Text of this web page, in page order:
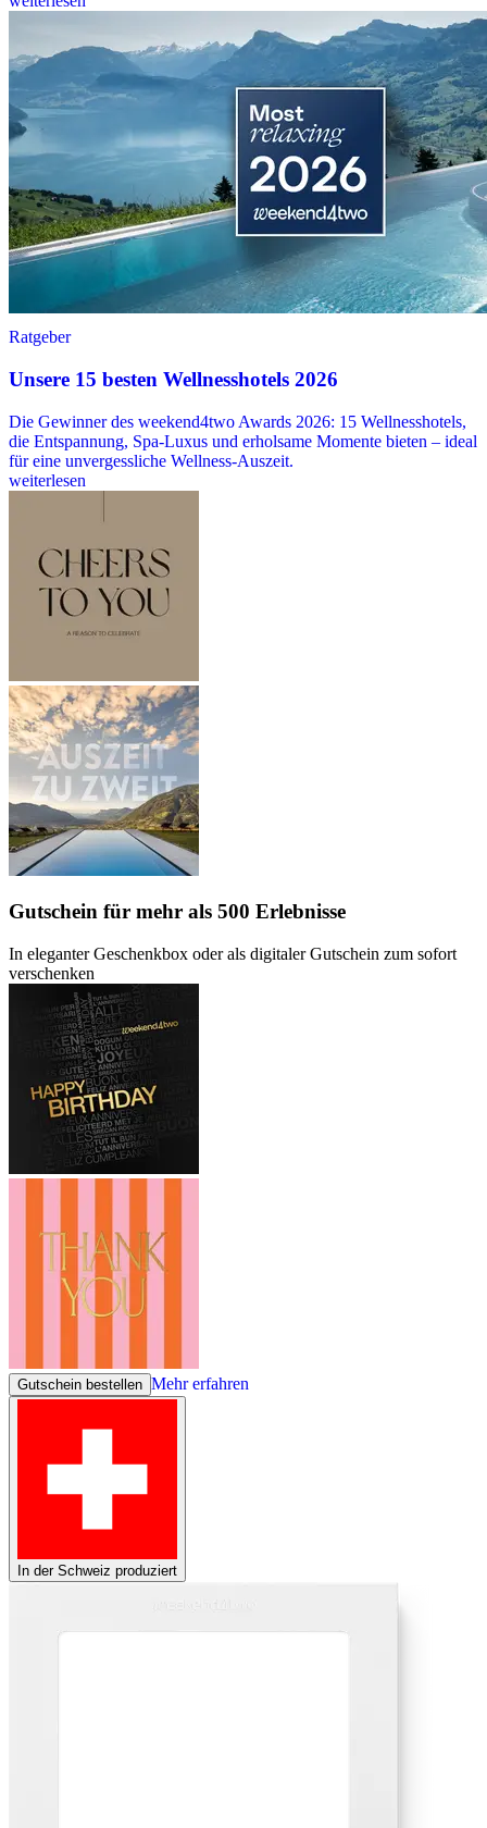
Ratgeber
Unsere 15 besten Wellnesshotels 2026
Die Gewinner des weekend4two Awards 2026: 15 Wellnesshotels,
die Entspannung, Spa-Luxus und erholsame Momente bieten – ideal
für eine unvergessliche Wellness-Auszeit.
weiterlesen
Gutschein für mehr als 500 Erlebnisse
In eleganter Geschenkbox oder als digitaler Gutschein zum sofort
verschenken
Gutschein bestellen Mehr erfahren
In der Schweiz produziert